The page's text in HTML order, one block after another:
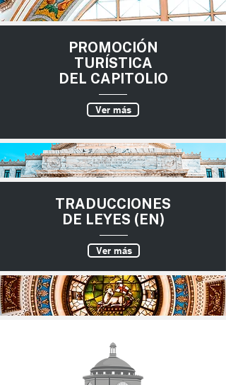
PROMOCIÓN
TURÍSTICA
DEL CAPITOLIO
Ver más
TRADUCCIONES
DE LEYES (EN)
Ver más